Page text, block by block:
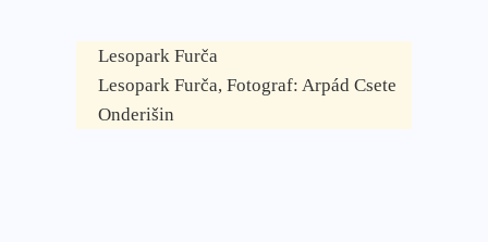
Lesopark Furča
Lesopark Furča, Fotograf: Arpád Csete
Onderišin